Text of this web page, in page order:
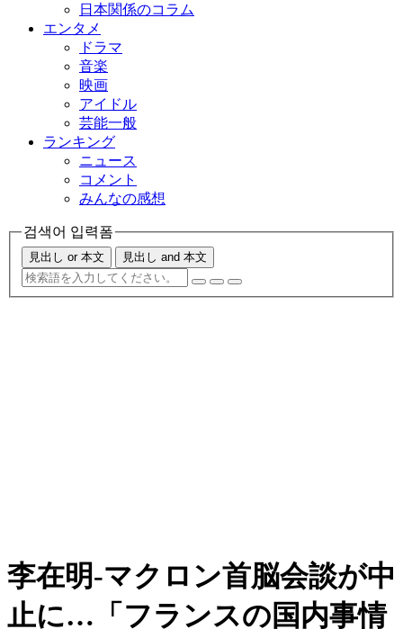
日本関係のコラム
エンタメ
ドラマ
音楽
映画
アイドル
芸能一般
ランキング
ニュース
コメント
みんなの感想
검색어 입력폼
見出し or 本文 見出し and 本文
李在明‐マクロン首脳会談が中
止に…「フランスの国内事情